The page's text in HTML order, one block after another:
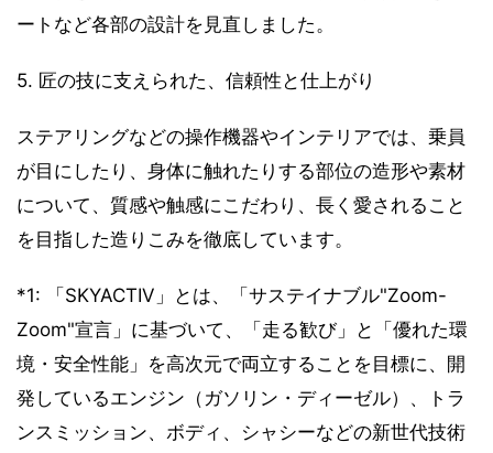
ートなど各部の設計を見直しました。
5. 匠の技に支えられた、信頼性と仕上がり
ステアリングなどの操作機器やインテリアでは、乗員
が目にしたり、身体に触れたりする部位の造形や素材
について、質感や触感にこだわり、長く愛されること
を目指した造りこみを徹底しています。
*1: 「SKYACTIV」とは、「サステイナブル"Zoom-
Zoom"宣言」に基づいて、「走る歓び」と「優れた環
境・安全性能」を高次元で両立することを目標に、開
発しているエンジン（ガソリン・ディーゼル）、トラ
ンスミッション、ボディ、シャシーなどの新世代技術